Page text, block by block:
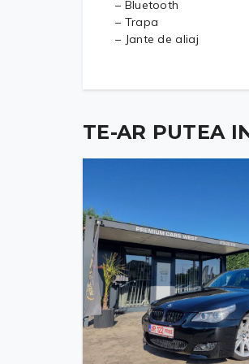
– Bluetooth
– Trapa
– Jante de aliaj
TE-AR PUTEA